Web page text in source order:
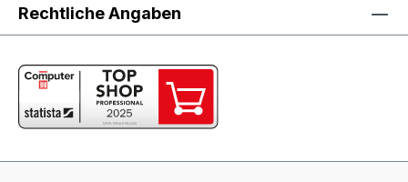
Rechtliche Angaben